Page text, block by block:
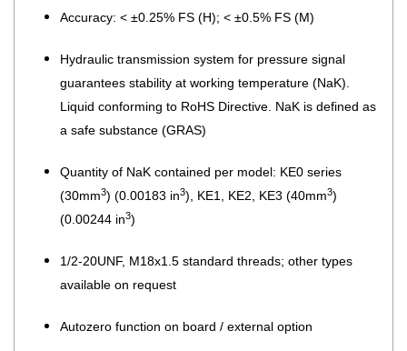
Accuracy: < ±0.25% FS (H); < ±0.5% FS (M)
Hydraulic transmission system for pressure signal
guarantees stability at working temperature (NaK).
Liquid conforming to RoHS Directive. NaK is defined as
a safe substance (GRAS)
Quantity of NaK contained per model: KE0 series
(30mm3) (0.00183 in3), KE1, KE2, KE3 (40mm3)
(0.00244 in3)
1/2-20UNF, M18x1.5 standard threads; other types
available on request
Autozero function on board / external option